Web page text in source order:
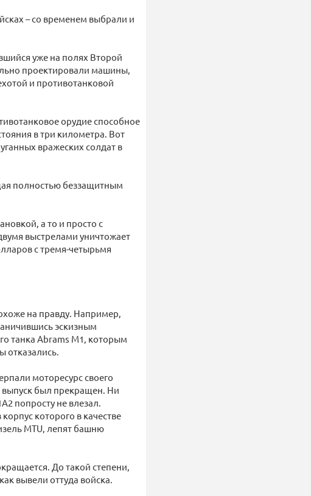
– со временем выбрали и
уже на полях Второй
проектировали машины,
и противотанковой
орудие способное
в три километра. Вот
вражеских солдат в
полностью беззащитным
а то и просто с
выстрелами уничтожает
с тремя-четырьмя
на правду. Например,
эскизным
танка Abrams M1, которым
отказались.
моторесурс своего
выпуск был прекращен. Ни
попросту не влезал.
которого в качестве
MTU, лепят башню
До такой степени,
вывели оттуда войска.